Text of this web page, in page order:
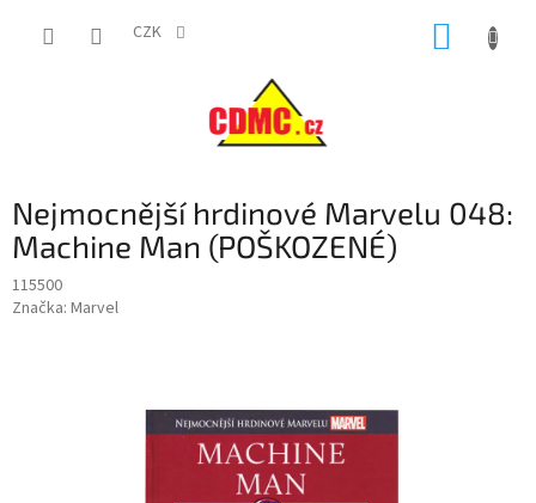
CZK
Nejmocnější hrdinové Marvelu 048:
Machine Man (POŠKOZENÉ)
115500
Značka: Marvel